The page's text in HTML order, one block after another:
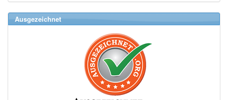
Ausgezeichnet